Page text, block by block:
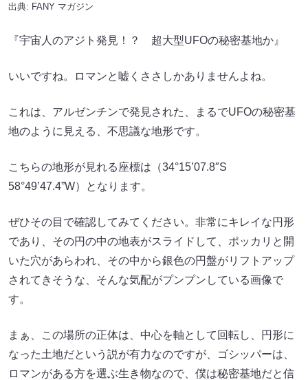
出典: FANY マガジン
『宇宙人のアジト発見！？ 超大型UFOの秘密基地か』
いいですね。ロマンと嘘くささしかありませんよね。
これは、アルゼンチンで発見された、まるでUFOの秘密基
地のように見える、不思議な地形です。
こちらの地形が見れる座標は（34°15’07.8″S
58°49’47.4”W）となります。
ぜひその目で確認してみてください。非常にキレイな円形
であり、その円の中の地表がスライドして、ポッカリと開
いた穴があらわれ、その中から銀色の円盤がリフトアップ
されてきそうな、そんな気配がプンプンしている画像で
す。
まぁ、この場所の正体は、中心を軸として回転し、円形に
なった土地だという説が有力なのですが、ゴシッパーは、
ロマンがある方を選ぶ生き物なので、僕は秘密基地だと信